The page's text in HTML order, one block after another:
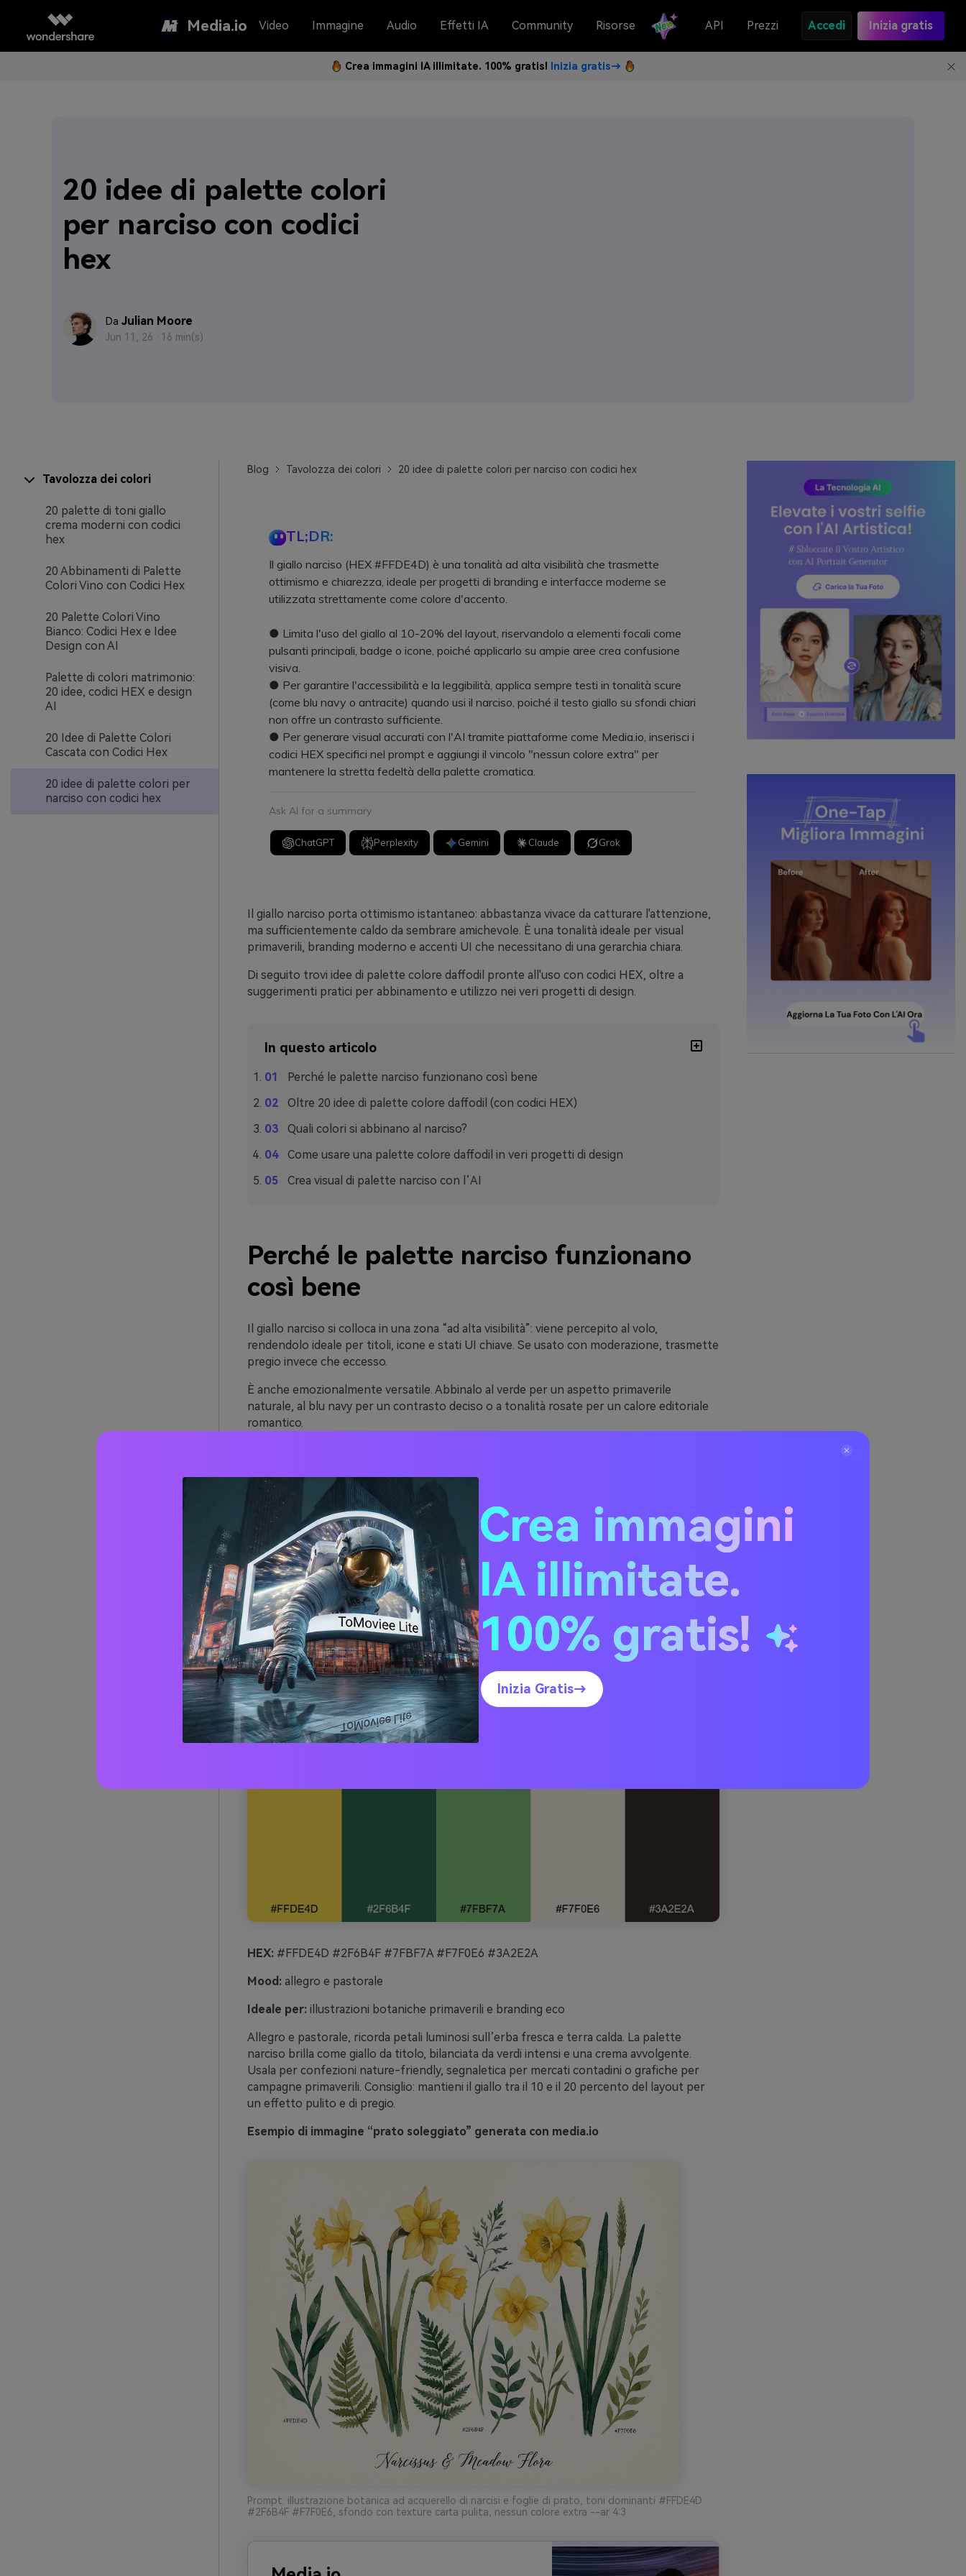
Media.io Video Immagine Audio Effetti IA Community Risorse API Prezzi Accedi Inizia gratis
Crea immagini IA illimitate. 100% gratis! Inizia gratis→
20 idee di palette colori
per narciso con codici
hex
Da Julian Moore
Jun 11, 26 · 16 min(s)
Tavolozza dei colori
20 palette di toni giallo
crema moderni con codici
hex
20 Abbinamenti di Palette
Colori Vino con Codici Hex
20 Palette Colori Vino
Bianco: Codici Hex e Idee
Design con AI
Palette di colori matrimonio:
20 idee, codici HEX e design
AI
20 Idee di Palette Colori
Cascata con Codici Hex
20 idee di palette colori per
narciso con codici hex
Blog Tavolozza dei colori 20 idee di palette colori per narciso con codici hex
TL;DR:
Il giallo narciso (HEX #FFDE4D) è una tonalità ad alta visibilità che trasmette
ottimismo e chiarezza, ideale per progetti di branding e interfacce moderne se
utilizzata strettamente come colore d'accento.
● Limita l'uso del giallo al 10-20% del layout, riservandolo a elementi focali come
pulsanti principali, badge o icone, poiché applicarlo su ampie aree crea confusione
visiva.
● Per garantire l'accessibilità e la leggibilità, applica sempre testi in tonalità scure
(come blu navy o antracite) quando usi il narciso, poiché il testo giallo su sfondi chiari
non offre un contrasto sufficiente.
● Per generare visual accurati con l'AI tramite piattaforme come Media.io, inserisci i
codici HEX specifici nel prompt e aggiungi il vincolo "nessun colore extra" per
mantenere la stretta fedeltà della palette cromatica.
Ask AI for a summary
ChatGPT Perplexity Gemini Claude Grok
Il giallo narciso porta ottimismo istantaneo: abbastanza vivace da catturare l'attenzione,
ma sufficientemente caldo da sembrare amichevole. È una tonalità ideale per visual
primaverili, branding moderno e accenti UI che necessitano di una gerarchia chiara.
Di seguito trovi idee di palette colore daffodil pronte all'uso con codici HEX, oltre a
suggerimenti pratici per abbinamento e utilizzo nei veri progetti di design.
In questo articolo
Perché le palette narciso funzionano così bene
Oltre 20 idee di palette colore daffodil (con codici HEX)
Quali colori si abbinano al narciso?
Come usare una palette colore daffodil in veri progetti di design
Crea visual di palette narciso con l’AI
Perché le palette narciso funzionano
così bene
Il giallo narciso si colloca in una zona “ad alta visibilità”: viene percepito al volo,
rendendolo ideale per titoli, icone e stati UI chiave. Se usato con moderazione, trasmette
pregio invece che eccesso.
È anche emozionalmente versatile. Abbinalo al verde per un aspetto primaverile
naturale, al blu navy per un contrasto deciso o a tonalità rosate per un calore editoriale
romantico.
Oltre 20 idee di palette colore daffodil
(con codici HEX)
1) Prato soleggiato
HEX:#FFDE4D #2F6B4F #7FBF7A #F7F0E6 #3A2E2A
Mood:allegro e pastorale
Ideale per:illustrazioni botaniche primaverili e branding eco
Allegro e pastorale, ricorda petali luminosi sull’erba fresca e terra calda. La palette
narciso brilla come giallo da titolo, bilanciata da verdi intensi e una crema avvolgente.
Usala per confezioni nature-friendly, segnaletica per mercati contadini o grafiche per
campagne primaverili. Consiglio: mantieni il giallo tra il 10 e il 20 percento del layout per
un effetto pulito e di pregio.
Esempio di immagine “prato soleggiato” generata con media.io
Prompt: illustrazione botanica ad acquerello di narcisi e foglie di prato, toni dominanti #FFDE4D
#2F6B4F #F7F0E6, sfondo con texture carta pulita, nessun colore extra --ar 4:3
Crea immagini
IA illimitate.
100% gratis!
Inizia Gratis→